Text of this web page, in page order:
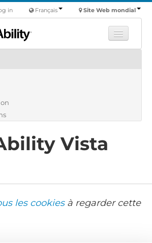
Site Web mondial
Français
in
revendeur
Vista
les cookiesà regarder cette